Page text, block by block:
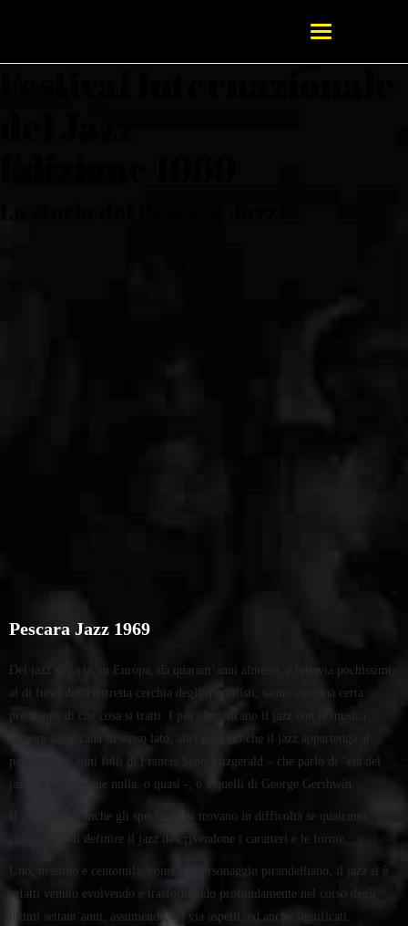
Pescara Jazz 1969
Del jazz si parla, in Europa, da quarant’anni almeno, e tuttavia pochissimi,
al di fuori della ristretta cerchia degli specialisti, sanno con una certa
precisione di che cosa si tratti. I più identificano il jazz con la musica
leggera americana in senso lato; altri pensano che il jazz appartenga al
passato: agli anni folli di Francis Scott Fitzgerald – che parlò di “età del
jazz” senza saperne nulla, o quasi -, o a quelli di George Gershwin.
Il guaio è che anche gli specialisti si trovano in difficoltà se qualcuno
chiede loro di definire il jazz descrivendone i caratteri e le forme.
Uno, nessuno e centomila, come un personaggio pirandelliano, il jazz si è
infatti venuto evolvendo e trasformando profondamente nel corso degli
ultimi settant’anni, assumendo via via aspetti, ed anche significati,